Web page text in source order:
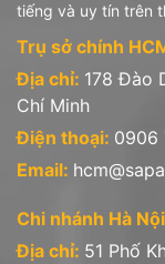
tiếng và uy tín trên
Trụ sở chính
Địa chỉ: 178 Đào
Chí Minh
Điện thoại: 0906
Email:
Chi nhánh Hà Nội
Địa chỉ: 51 Phố